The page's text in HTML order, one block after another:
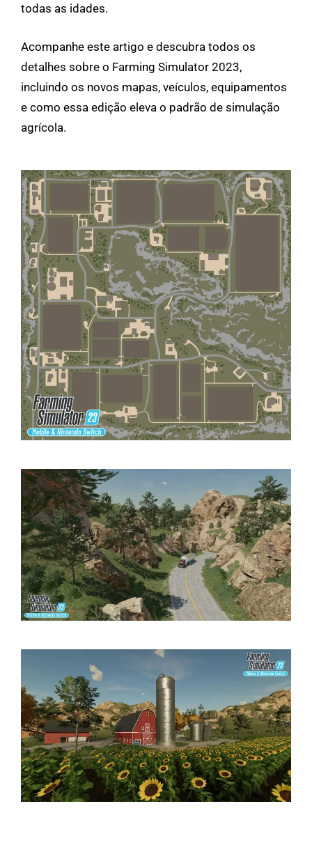
todas as idades.
Acompanhe este artigo e descubra todos os
detalhes sobre o Farming Simulator 2023,
incluindo os novos mapas, veículos, equipamentos
e como essa edição eleva o padrão de simulação
agrícola.